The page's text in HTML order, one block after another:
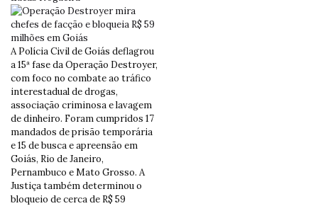
A Polícia Civil de Goiás deflagrou
a 15ª fase da Operação Destroyer,
com foco no combate ao tráfico
interestadual de drogas,
associação criminosa e lavagem
de dinheiro. Foram cumpridos 17
mandados de prisão temporária
e 15 de busca e apreensão em
Goiás, Rio de Janeiro,
Pernambuco e Mato Grosso. A
Justiça também determinou o
bloqueio de cerca de R$ 59